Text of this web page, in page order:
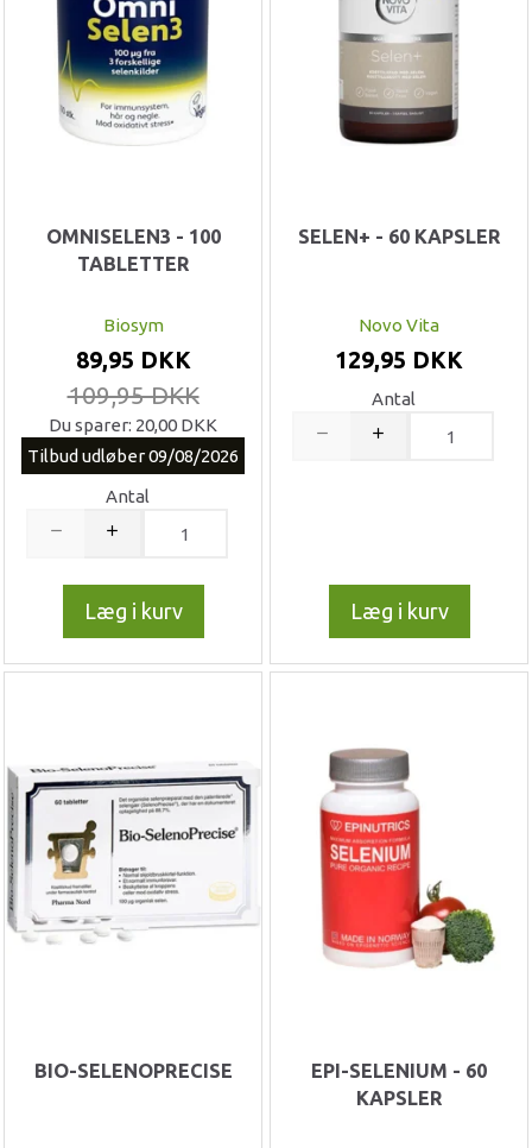
OMNISELEN3 - 100
TABLETTER
Biosym
89,95 DKK
109,95 DKK
Du sparer: 20,00 DKK
Tilbud udløber 09/08/2026
Antal
Læg i kurv
SELEN+ - 60 KAPSLER
Novo Vita
129,95 DKK
Antal
Læg i kurv
BIO-SELENOPRECISE
EPI-SELENIUM - 60
KAPSLER